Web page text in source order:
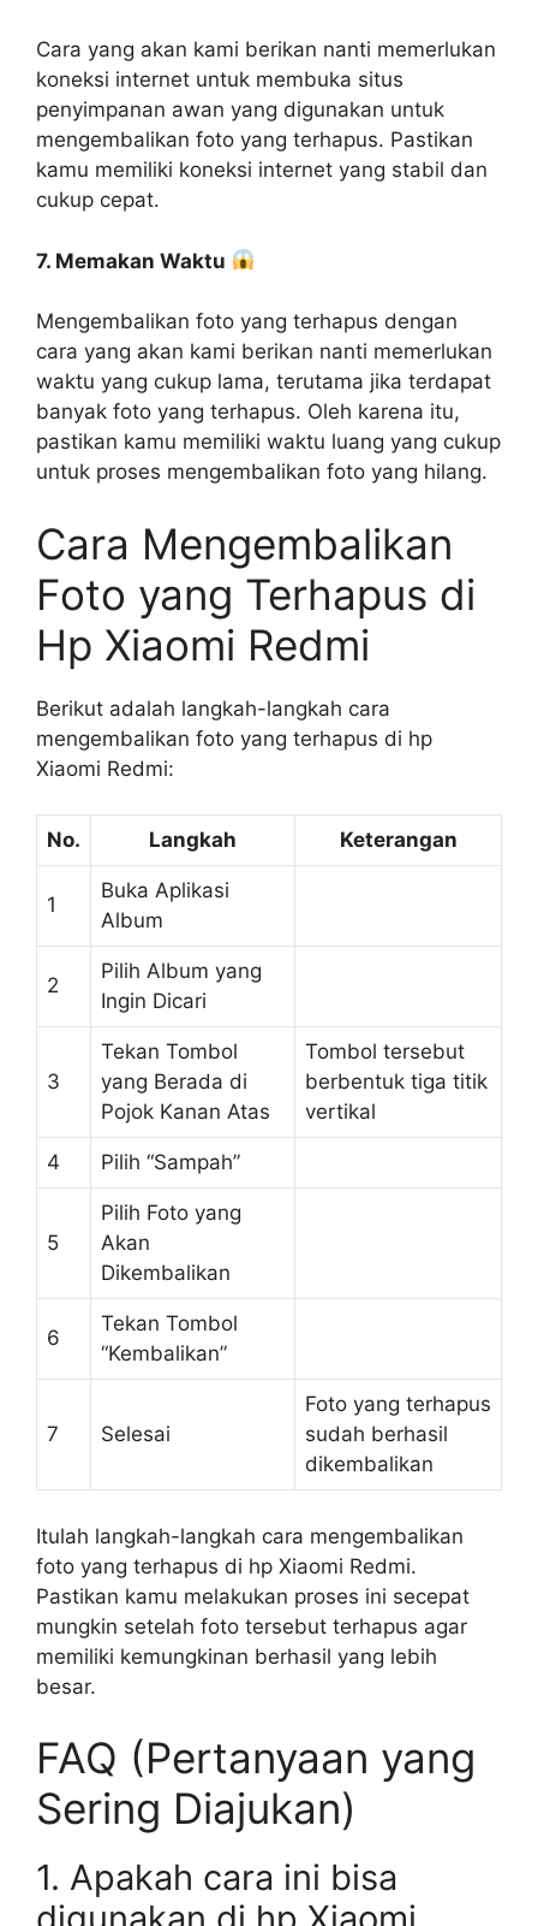
Cara yang akan kami berikan nanti memerlukan
koneksi internet untuk membuka situs
penyimpanan awan yang digunakan untuk
mengembalikan foto yang terhapus. Pastikan
kamu memiliki koneksi internet yang stabil dan
cukup cepat.
7. Memakan Waktu
Mengembalikan foto yang terhapus dengan
cara yang akan kami berikan nanti memerlukan
waktu yang cukup lama, terutama jika terdapat
banyak foto yang terhapus. Oleh karena itu,
pastikan kamu memiliki waktu luang yang cukup
untuk proses mengembalikan foto yang hilang.
Cara Mengembalikan
Foto yang Terhapus di
Hp Xiaomi Redmi
Berikut adalah langkah-langkah cara
mengembalikan foto yang terhapus di hp
Xiaomi Redmi:
No. Langkah Keterangan
1
Buka Aplikasi
Album
2
Pilih Album yang
Ingin Dicari
3
Tekan Tombol
yang Berada di
Pojok Kanan Atas
Tombol tersebut
berbentuk tiga titik
vertikal
4 Pilih “Sampah”
5
Pilih Foto yang
Akan
Dikembalikan
6
Tekan Tombol
“Kembalikan”
7 Selesai
Foto yang terhapus
sudah berhasil
dikembalikan
Itulah langkah-langkah cara mengembalikan
foto yang terhapus di hp Xiaomi Redmi.
Pastikan kamu melakukan proses ini secepat
mungkin setelah foto tersebut terhapus agar
memiliki kemungkinan berhasil yang lebih
besar.
FAQ (Pertanyaan yang
Sering Diajukan)
1. Apakah cara ini bisa